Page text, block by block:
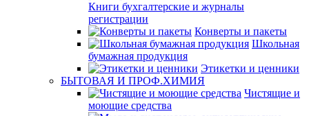
Книги бухгалтерские и журналы
регистрации
Конверты и пакеты
Школьная
бумажная продукция
Этикетки и ценники
БЫТОВАЯ И ПРОФ.ХИМИЯ
Чистящие и
моющие средства